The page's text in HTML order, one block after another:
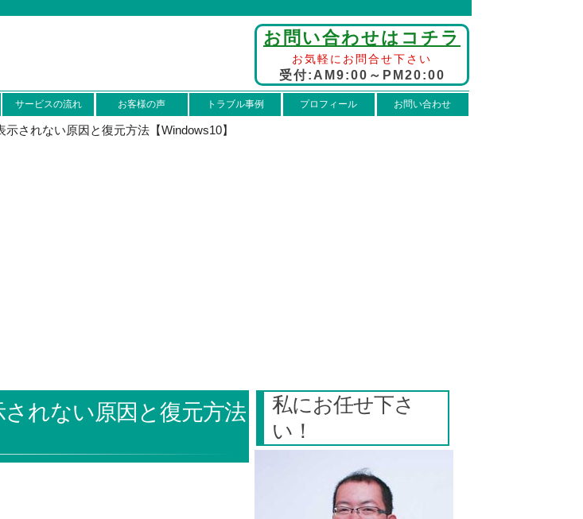
お問い合わせはコチラ
お気軽にお問合せ下さい
受付:AM9:00～PM20:00
サービスの流れ お客様の声 トラブル事例 プロフィール お問い合わせ
されない原因と復元方法【Windows10】
れない原因と復元方法
私にお任せ下さ
い！